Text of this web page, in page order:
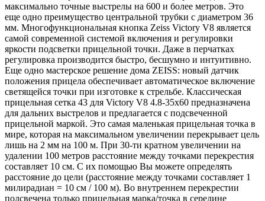
максимально точные выстрелы на 600 и более метров. Это
еще одно преимущество центральной трубки с диаметром 36
мм. Многофункциональная кнопка Zeiss Victory V8 является
самой современной системой включения и регулировки
яркости подсветки прицельной точки. Даже в перчатках
регулировка производится быстро, бесшумно и интуитивно.
Еще одно мастерское решение дома ZEISS: новый датчик
положения прицела обеспечивает автоматическое включение
светящейся точки при изготовке к стрельбе. Классическая
прицельная сетка 43 для Victory V8 4.8-35x60 предназначена
для дальних выстрелов и предлагается с подсвеченной
прицельной маркой. Это самая маленькая прицельная точка в
мире, которая на максимальном увеличении перекрывает цель
лишь на 2 мм на 100 м. При 30-ти кратном увеличении на
удалении 100 метров расстояние между точками перекрестия
составляет 10 см. С их помощью Вы можете определять
расстояние до цели (расстояние между точками составляет 1
милирадиан = 10 см / 100 м). Во внутреннем перекрестии
подсвечена только прицельная марка/точка в середине